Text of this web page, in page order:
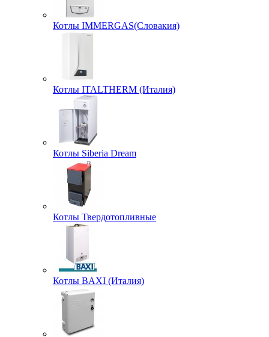
Котлы IMMERGAS(Словакия)
Котлы ITALTHERM (Италия)
Котлы Siberia Dream
Котлы Твердотопливные
Котлы BAXI (Италия)